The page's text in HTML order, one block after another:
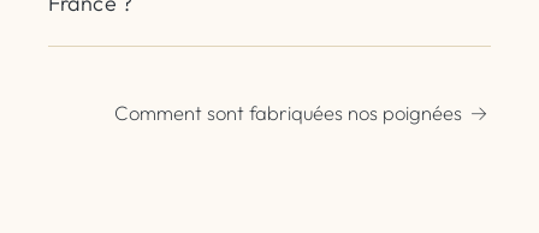
Comment sont fabriquées nos poignées